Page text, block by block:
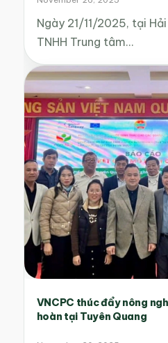
Ngày 21/11/2025, tại
TNHH Trung tâm…
VNCPC thúc đẩy nông
hoàn tại Tuyên Quang